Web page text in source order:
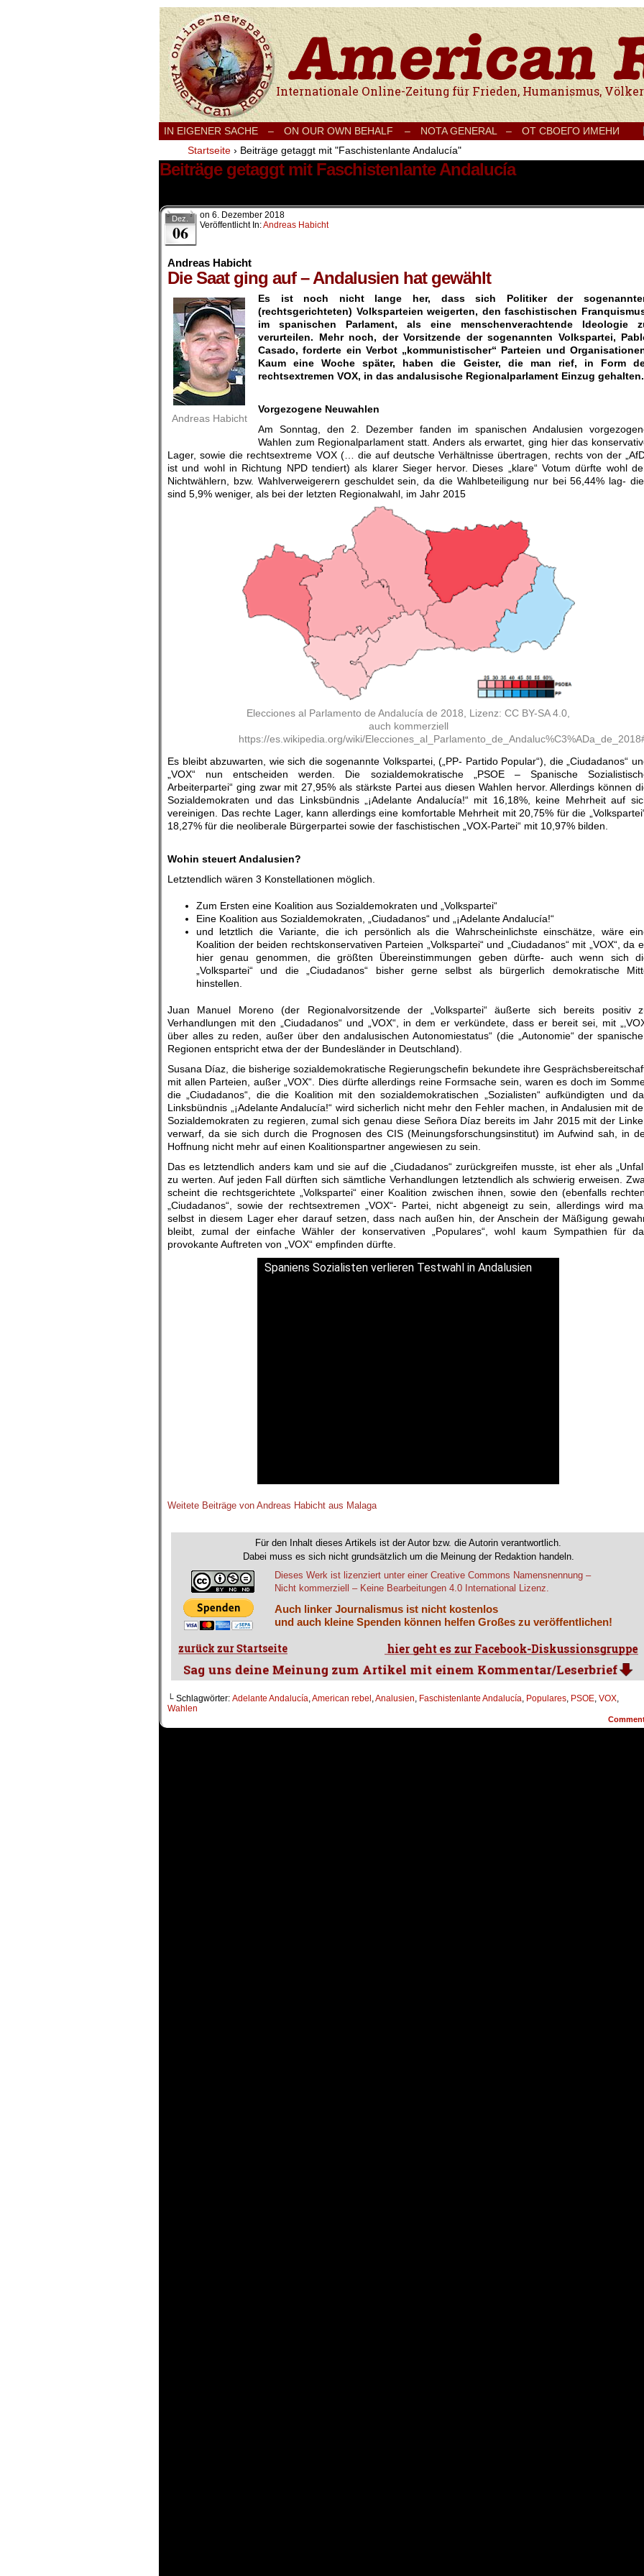
Internationale Onlinezeitung für Frieden, Humanismus, Völkerverständigung und
IN EIGENER SACHE – ON OUR OWN BEHALF – NOTA GENERAL –
ОТ СВОЕГО ИМЕНИ
Startseite › Beiträge getaggt mit "Faschistenlante Andalucía"
Beiträge getaggt mit Faschistenlante Andalucía
Dez.
06
on 6. Dezember 2018
Veröffentlicht In:Andreas Habicht
Andreas Habicht
Die Saat ging auf – Andalusien hat gewählt
Andreas Habicht
Es ist noch nicht lange her, dass sich Politiker der
(rechtsgerichteten) Volksparteien weigerten, den faschistischen
im spanischen Parlament, als eine menschenverachtende Ideologie
verurteilen. Mehr noch, der Vorsitzende der sogenannten Volkspartei,
Casado, forderte ein Verbot „kommunistischer“ Parteien und
Kaum eine Woche später, haben die Geister, die man rief, in Form
rechtsextremen VOX, in das andalusische Regionalparlament Einzug gehalten.
Vorgezogene Neuwahlen
Am Sonntag, den 2. Dezember fanden im spanischen Andalusien
Wahlen zum Regionalparlament statt. Anders als erwartet, ging hier das
Lager, sowie die rechtsextreme VOX (… die auf deutsche Verhältnisse übertragen, rechts von der
ist und wohl in Richtung NPD tendiert) als klarer Sieger hervor. Dieses „klare“ Votum dürfte wohl
Nichtwählern, bzw. Wahlverweigerern geschuldet sein, da die Wahlbeteiligung nur bei 56,44% lag-
sind 5,9% weniger, als bei der letzten Regionalwahl, im Jahr 2015
Elecciones al Parlamento de Andalucía de 2018, Lizenz: CC BY-SA 4.0,
auch kommerziell
https://es.wikipedia.org/wiki/
Es bleibt abzuwarten, wie sich die sogenannte Volkspartei, („PP- Partido Popular“), die „Ciudadanos“
„VOX“ nun entscheiden werden. Die sozialdemokratische „PSOE – Spanische
Arbeiterpartei“ ging zwar mit 27,95% als stärkste Partei aus diesen Wahlen hervor. Allerdings können
Sozialdemokraten und das Linksbündnis „¡Adelante Andalucía!“ mit 16,18%, keine Mehrheit auf
vereinigen. Das rechte Lager, kann allerdings eine komfortable Mehrheit mit 20,75% für die
18,27% für die neoliberale Bürgerpartei sowie der faschistischen „VOX-Partei“ mit 10,97% bilden.
Wohin steuert Andalusien?
Letztendlich wären 3 Konstellationen möglich.
Zum Ersten eine Koalition aus Sozialdemokraten und „Volkspartei“
Eine Koalition aus Sozialdemokraten, „Ciudadanos“ und „¡Adelante Andalucía!“
und letztlich die Variante, die ich persönlich als die Wahrscheinlichste einschätze, wäre
Koalition der beiden rechtskonservativen Parteien „Volkspartei“ und „Ciudadanos“ mit „VOX“, da
hier genau genommen, die größten Übereinstimmungen geben dürfte- auch wenn sich
„Volkspartei“ und die „Ciudadanos“ bisher gerne selbst als bürgerlich demokratische
hinstellen.
Juan Manuel Moreno (der Regionalvorsitzende der „Volkspartei“ äußerte sich bereits positiv
Verhandlungen mit den „Ciudadanos“ und „VOX“, in dem er verkündete, dass er bereit sei, mit
über alles zu reden, außer über den andalusischen Autonomiestatus“ (die „Autonomie“ der
Regionen entspricht etwa der der Bundesländer in Deutschland).
Susana Díaz, die bisherige sozialdemokratische Regierungschefin bekundete ihre
mit allen Parteien, außer „VOX“. Dies dürfte allerdings reine Formsache sein, waren es doch im
die „Ciudadanos“, die die Koalition mit den sozialdemokratischen „Sozialisten“ aufkündigten und
Linksbündnis „¡Adelante Andalucía!“ wird sicherlich nicht mehr den Fehler machen, in Andalusien mit
Sozialdemokraten zu regieren, zumal sich genau diese Señora Díaz bereits im Jahr 2015 mit der
verwarf, da sie sich durch die Prognosen des CIS (Meinungsforschungsinstitut) im Aufwind sah, in
Hoffnung nicht mehr auf einen Koalitionspartner angewiesen zu sein.
Das es letztendlich anders kam und sie auf die „Ciudadanos“ zurückgreifen musste, ist eher als
zu werten. Auf jeden Fall dürften sich sämtliche Verhandlungen letztendlich als schwierig erweisen.
scheint die rechtsgerichtete „Volkspartei“ einer Koalition zwischen ihnen, sowie den (ebenfalls
„Ciudadanos“, sowie der rechtsextremen „VOX“- Partei, nicht abgeneigt zu sein, allerdings wird
selbst in diesem Lager eher darauf setzen, dass nach außen hin, der Anschein der Mäßigung
bleibt, zumal der einfache Wähler der konservativen „Populares“, wohl kaum Sympathien für
provokante Auftreten von „VOX“ empfinden dürfte.
Spaniens Sozialisten verlieren Testwahl in Andalusien
Weitete Beiträge von Andreas Habicht aus Malaga
Für den Inhalt dieses Artikels ist der Autor bzw. die Autorin verantwortlich.
Dabei muss es sich nicht grundsätzlich um die Meinung der Redaktion handeln.
Dieses Werk ist lizenziert unter einer Creative Commons Namensnennung –
Nicht kommerziell – Keine Bearbeitungen 4.0 International Lizenz.
Auch linker Journalismus ist nicht kostenlos
und auch kleine Spenden können helfen Großes zu veröffentlichen!
└ Schlagwörter: Adelante Andalucía American rebel Analusien Faschistenlante Andalucía Populares PSOE VOX
Wahlen